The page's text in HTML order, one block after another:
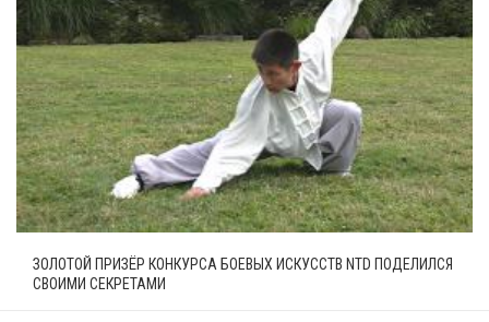
ЗОЛОТОЙ ПРИЗЁР КОНКУРСА БОЕВЫХ ИСКУССТВ NTD ПОДЕЛИЛСЯ
СВОИМИ СЕКРЕТАМИ